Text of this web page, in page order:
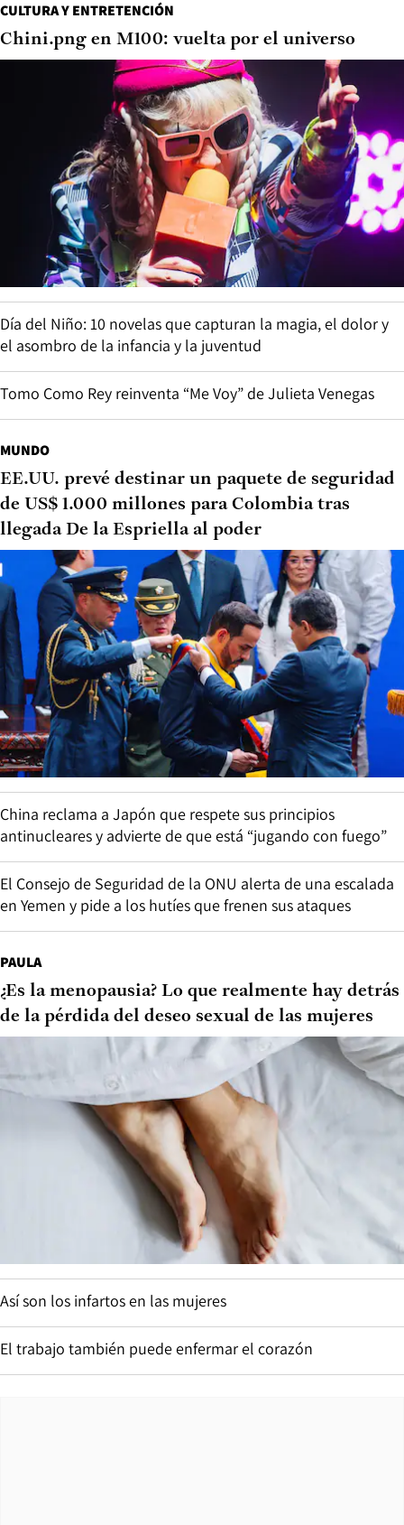
CULTURA Y ENTRETENCIÓN
Chini.png en M100: vuelta por el universo
Día del Niño: 10 novelas que capturan la magia, el dolor y
el asombro de la infancia y la juventud
Tomo Como Rey reinventa “Me Voy” de Julieta Venegas
MUNDO
EE.UU. prevé destinar un paquete de seguridad
de US$ 1.000 millones para Colombia tras
llegada De la Espriella al poder
China reclama a Japón que respete sus principios
antinucleares y advierte de que está “jugando con fuego”
El Consejo de Seguridad de la ONU alerta de una escalada
en Yemen y pide a los hutíes que frenen sus ataques
PAULA
¿Es la menopausia? Lo que realmente hay detrás
de la pérdida del deseo sexual de las mujeres
Así son los infartos en las mujeres
El trabajo también puede enfermar el corazón